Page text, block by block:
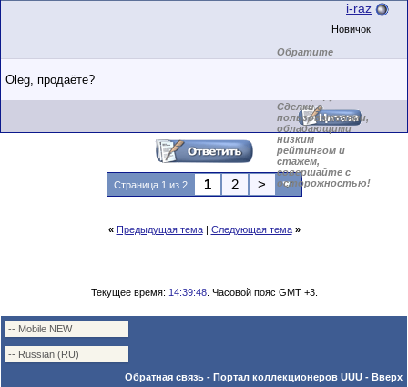
i-raz
Новичок
Обратите
внимание на
Сделки с
пользователями,
обладающими
низким
рейтингом и
стажем,
совершайте с
осторожностью!
Oleg, продаёте?
Страница 1 из 2 1 2 >
« Предыдущая тема| Следующая тема »
Текущее время: 14:39:48. Часовой пояс GMT +3.
Обратная связь - Портал коллекционеров UUU - Вверх